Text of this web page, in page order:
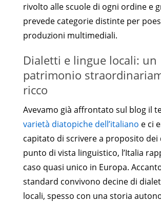
rivolto alle scuole di ogni ordine e
prevede categorie distinte per
produzioni multimediali.
Dialetti e lingue locali: un
patrimonio
ricco
Avevamo già affrontato sul blog il
varietà diatopiche dell’italiano e ci
capitato di scrivere a proposito dei
punto di vista linguistico, l’Italia
caso quasi unico in Europa.
standard convivono decine di
locali, spesso con una storia